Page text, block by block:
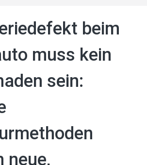
beim
muss kein
sein:
neue,